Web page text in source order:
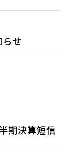
らせ
期決算短信